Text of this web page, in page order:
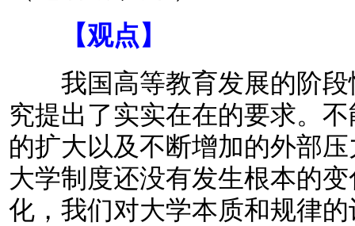
【观点】
我国高等教育发展的阶
究提出了实实在在的要求。
的扩大以及不断增加的外部
大学制度还没有发生根本的
化，我们对大学本质和规律